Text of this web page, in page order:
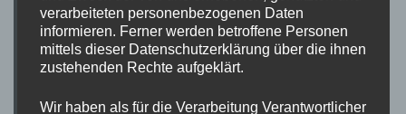
verarbeiteten personenbezogenen Daten
informieren. Ferner werden betroffene Personen
mittels dieser Datenschutzerklärung über die ihnen
zustehenden Rechte aufgeklärt.
Wir haben als für die Verarbeitung Verantwortlicher